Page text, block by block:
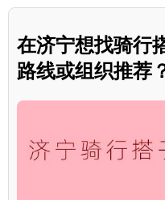
在济宁想找骑行
路线或组织推荐